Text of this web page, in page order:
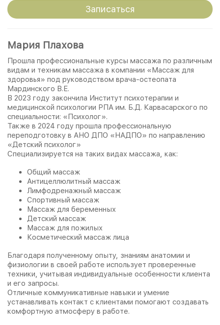
Записаться
Мария Плахова
Прошла профессиональные курсы массажа по различным
видам и техникам массажа в компании «Массаж для
здоровья» под руководством врача-остеопата
Мардинского В.Е.
В 2023 году закончила Институт психотерапии и
медицинской психологии РПА им. Б.Д. Карвасарского по
специальности: «Психолог».
Также в 2024 году прошла профессиональную
переподготовку в АНО ДПО «НАДПО» по направлению
«Детский психолог»
Специализируется на таких видах массажа, как:
Общий массаж
Антицеллюлитный массаж
Лимфодренажный массаж
Спортивный массаж
Массаж для беременных
Детский массаж
Массаж для пожилых
Косметический массаж лица
Благодаря полученному опыту, знаниям анатомии и
физиологии в своей работе использует проверенные
техники, учитывая индивидуальные особенности клиента
и его запросы.
Отличные коммуникативные навыки и умение
устанавливать контакт с клиентами помогают создавать
комфортную атмосферу в работе.